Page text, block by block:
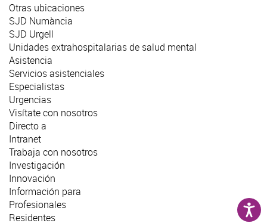
Otras ubicaciones
SJD Numància
SJD Urgell
Unidades extrahospitalarias de salud mental
Asistencia
Servicios asistenciales
Especialistas
Urgencias
Visítate con nosotros
Directo a
Intranet
Trabaja con nosotros
Investigación
Innovación
Información para
Profesionales
Residentes